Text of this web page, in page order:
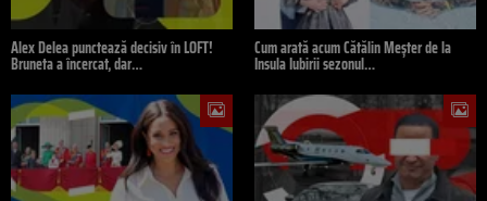
Alex Delea punctează decisiv în LOFT!
Bruneta a încercat, dar…
Cum arată acum Cătălin Meșter de la
Insula Iubirii sezonul…